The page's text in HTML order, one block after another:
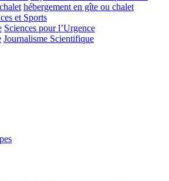
hébergement en gîte ou chalet
et Sports
Sciences pour l’Urgence
Journalisme Scientifique